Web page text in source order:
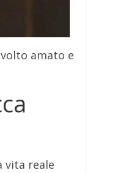
amato e
vita reale